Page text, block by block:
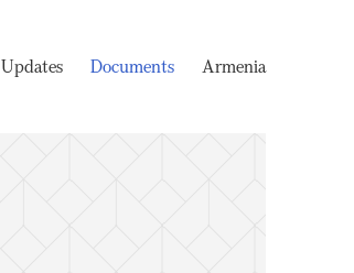
Updates Documents Armenia